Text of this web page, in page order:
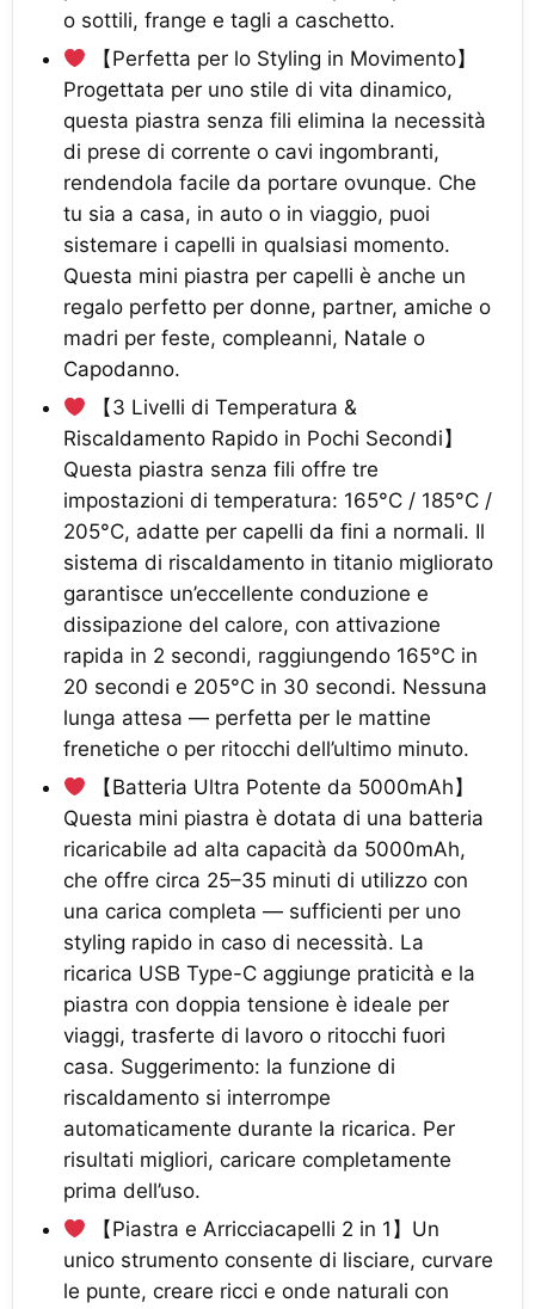
o sottili, frange e tagli a caschetto.
【Perfetta per lo Styling in Movimento】
Progettata per uno stile di vita dinamico,
questa piastra senza fili elimina la necessità
di prese di corrente o cavi ingombranti,
rendendola facile da portare ovunque. Che
tu sia a casa, in auto o in viaggio, puoi
sistemare i capelli in qualsiasi momento.
Questa mini piastra per capelli è anche un
regalo perfetto per donne, partner, amiche o
madri per feste, compleanni, Natale o
Capodanno.
【3 Livelli di Temperatura &
Riscaldamento Rapido in Pochi Secondi】
Questa piastra senza fili offre tre
impostazioni di temperatura: 165°C / 185°C /
205°C, adatte per capelli da fini a normali. Il
sistema di riscaldamento in titanio migliorato
garantisce un’eccellente conduzione e
dissipazione del calore, con attivazione
rapida in 2 secondi, raggiungendo 165°C in
20 secondi e 205°C in 30 secondi. Nessuna
lunga attesa — perfetta per le mattine
frenetiche o per ritocchi dell’ultimo minuto.
【Batteria Ultra Potente da 5000mAh】
Questa mini piastra è dotata di una batteria
ricaricabile ad alta capacità da 5000mAh,
che offre circa 25–35 minuti di utilizzo con
una carica completa — sufficienti per uno
styling rapido in caso di necessità. La
ricarica USB Type-C aggiunge praticità e la
piastra con doppia tensione è ideale per
viaggi, trasferte di lavoro o ritocchi fuori
casa. Suggerimento: la funzione di
riscaldamento si interrompe
automaticamente durante la ricarica. Per
risultati migliori, caricare completamente
prima dell’uso.
【Piastra e Arricciacapelli 2 in 1】Un
unico strumento consente di lisciare, curvare
le punte, creare ricci e onde naturali con